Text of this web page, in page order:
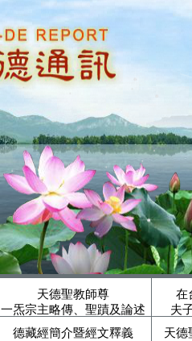
天德聖教師尊
一炁宗主略傳、聖蹟及論述
在
夫
德藏經簡介暨經文釋義 天德